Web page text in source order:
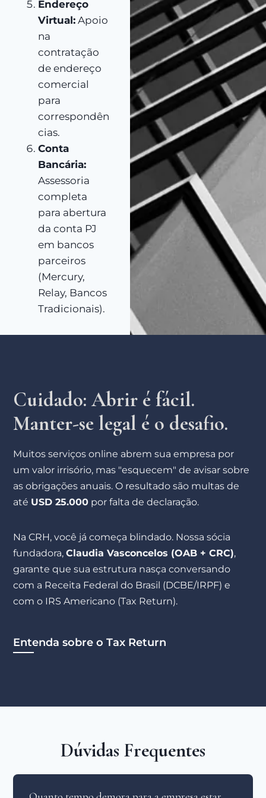
Endereço
Virtual: Apoio
na
contratação
de endereço
comercial
para
correspondên
cias.
Conta
Bancária:
Assessoria
completa
para abertura
da conta PJ
em bancos
parceiros
(Mercury,
Relay, Bancos
Tradicionais).
Cuidado: Abrir é fácil.
Manter-se legal é o desafio.
Muitos serviços online abrem sua empresa por
um valor irrisório, mas "esquecem" de avisar sobre
as obrigações anuais. O resultado são multas de
até USD 25.000 por falta de declaração.
Na CRH, você já começa blindado. Nossa sócia
fundadora,Claudia Vasconcelos (OAB + CRC),
garante que sua estrutura nasça conversando
com a Receita Federal do Brasil (DCBE/IRPF) e
com o IRS Americano (Tax Return).
Entenda sobre o Tax Return
Dúvidas Frequentes